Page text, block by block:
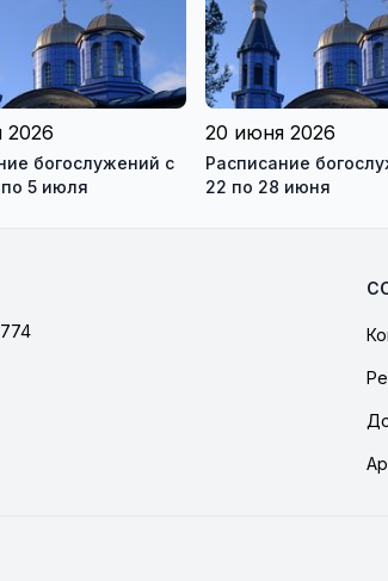
2026
богослужений с
5 июля
20 июня 2026
Расписание
22 по 28 июня